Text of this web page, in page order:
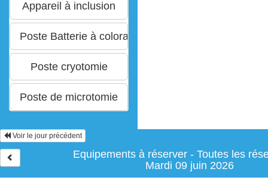
Voir le jour précédent
Equipements à réserver - Toutes les
Mardi 09 juin 2026